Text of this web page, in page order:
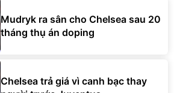
Mudryk ra sân cho Chelsea sau 20
tháng thụ án doping
Chelsea trả giá vì canh bạc thay